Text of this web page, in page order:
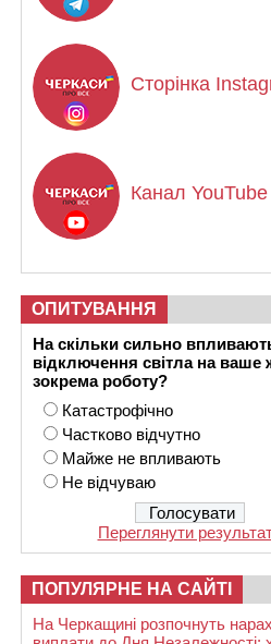
Сторінка
Канал YouTube
ОПИТУВАННЯ
На скільки сильно
відключення світла на ваше
зокрема роботу?
Катастрофічно
Частково відчутно
Майже не впливають
Не відчуваю
Переглянути
ПОПУЛЯРНЕ НА САЙТІ
На Черкащині розпочнуть